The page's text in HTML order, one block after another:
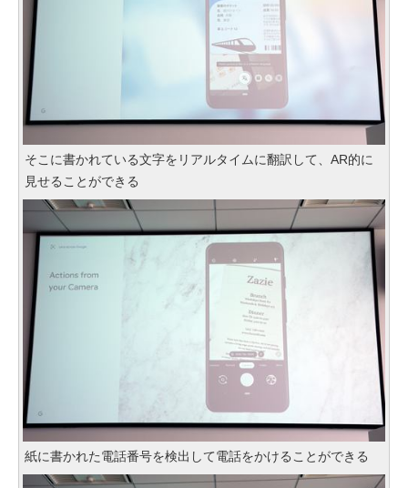
そこに書かれている文字をリアルタイムに翻訳して、AR的に
見せることができる
紙に書かれた電話番号を検出して電話をかけることができる